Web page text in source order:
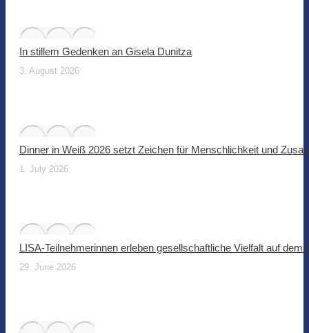
In stillem Gedenken an Gisela Dunitza
3. August 2026
Dinner in Weiß 2026 setzt Zeichen für Menschlichkeit und
1. July 2026
LISA-Teilnehmerinnen erleben gesellschaftliche Vielfalt auf dem
29. June 2026